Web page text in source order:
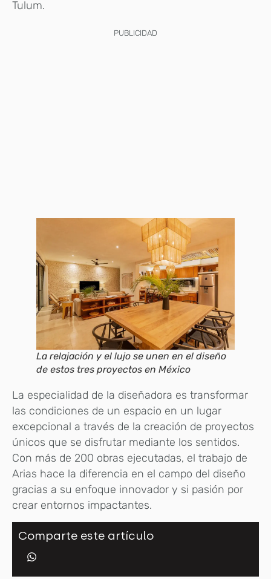
Tulum.
PUBLICIDAD
La relajación y el lujo se unen en el diseño
de estos tres proyectos en México
La especialidad de la diseñadora es transformar
las condiciones de un espacio en un lugar
excepcional a través de la creación de proyectos
únicos que se disfrutar mediante los sentidos.
Con más de 200 obras ejecutadas, el trabajo de
Arias hace la diferencia en el campo del diseño
gracias a su enfoque innovador y si pasión por
crear entornos impactantes.
Comparte este artículo